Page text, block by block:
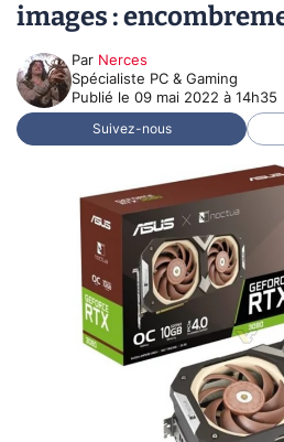
images :
Par Nerces
Spécialiste PC & Gaming
Publié le 09 mai 2022 à 14h35
Suivez-nous